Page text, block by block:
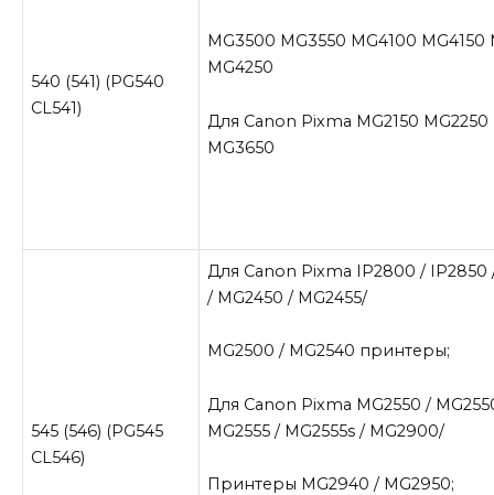
540 (541) (PG540
CL541)
MG3500 MG3550 MG4100 MG4150
MG4250
Для Canon Pixma MG2150 MG2250
MG3650
545 (546) (PG545
CL546)
Для Canon Pixma IP2800 / IP2850
/ MG2450 / MG2455/
MG2500 / MG2540 принтеры;
Для Canon Pixma MG2550 /
MG2555 / MG2555s / MG2900/
Принтеры MG2940 / MG2950;